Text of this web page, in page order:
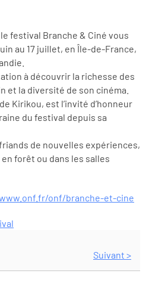
festival Branche & Ciné vous
au 17 juillet, en Île-de-France,
à découvrir la richesse des
et la diversité de son cinéma.
Kirikou, est l’invité d’honneur
du festival depuis sa
de nouvelles expériences,
forêt ou dans les salles
onf/branche-et-cine
Suivant >